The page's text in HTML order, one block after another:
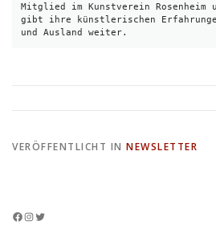
Mitglied im Kunstverein Rosenheim
gibt ihre künstlerischen
und Ausland weiter.
VERÖFFENTLICHT IN NEWSLETTER
Facebook InstagramTwitter